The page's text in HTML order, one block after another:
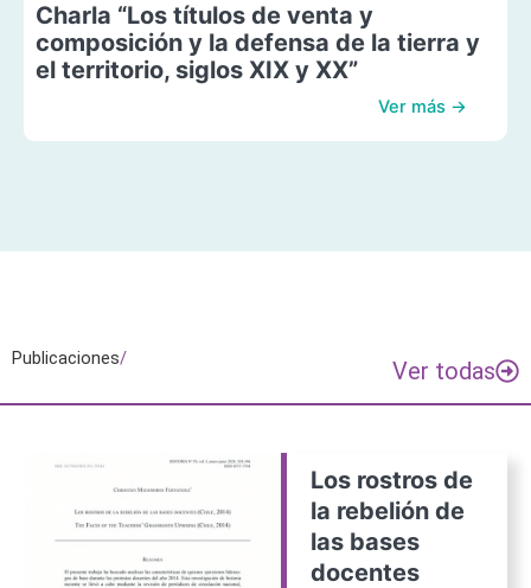
Charla “Los títulos de venta y
composición y la defensa de la tierra y
el territorio, siglos XIX y XX”
Ver más →
Publicaciones/ Ver todas
Los rostros de
la rebelión de
las bases
docentes